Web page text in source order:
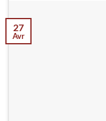
27
Avr